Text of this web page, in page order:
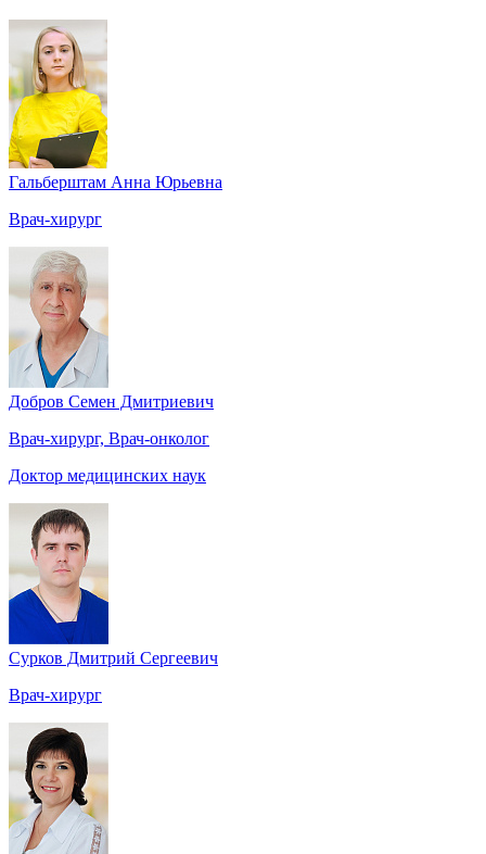
Гальберштам Анна Юрьевна
Врач-хирург
Добров Семен Дмитриевич
Врач-хирург, Врач-онколог
Доктор медицинских наук
Сурков Дмитрий Сергеевич
Врач-хирург